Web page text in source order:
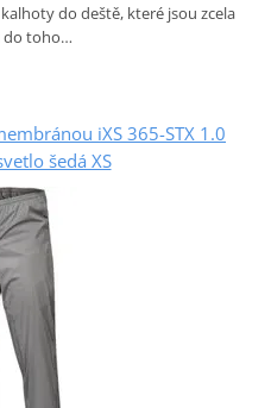
do deště, které jsou zcela
do toho…
iXS 365-STX 1.0
šedá XS